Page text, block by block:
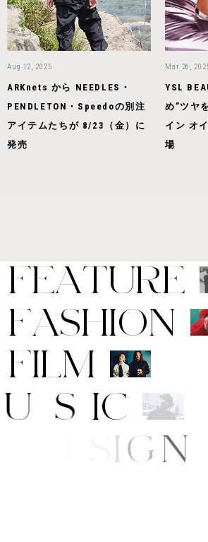
Aug 12, 2025
ARKnets から NEEDLES・
PENDLETON・Speedoの別注
アイテムたちが 8/23（金）に
発売
Mar 26,
YSL
め”ツヤ
イン オ
場
FEATURE
FASHION
FILM
M US IC
D E SI